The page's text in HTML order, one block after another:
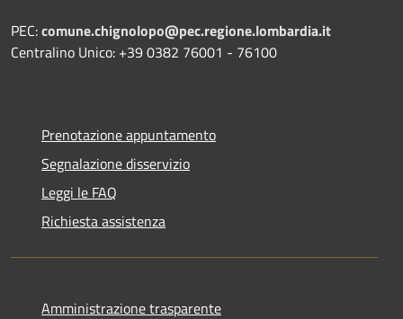
PEC:comune.chignolopo@pec.regione.lombardia.it
Centralino Unico: +39 0382 76001 - 76100
Prenotazione appuntamento
Segnalazione disservizio
Leggi le FAQ
Richiesta assistenza
Amministrazione trasparente